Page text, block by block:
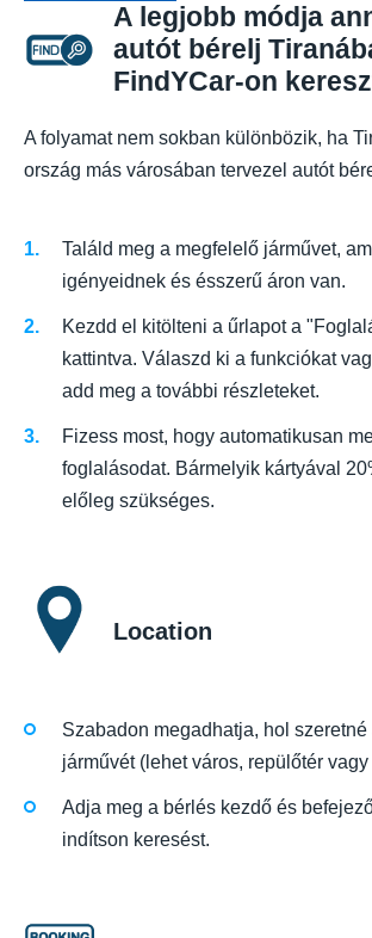
A legjobb módja
autót bérelj
FindYCar-on
A folyamat nem sokban különbözik, ha
ország más városában tervezel autót
Találd meg a megfelelő járművet,
igényeidnek és ésszerű áron van.
Kezdd el kitölteni a űrlapot a
kattintva. Válaszd ki a funkciókat
add meg a további részleteket.
Fizess most, hogy automatikusan
foglalásodat. Bármelyik kártyával
előleg szükséges.
Location
Szabadon megadhatja, hol szeretné
járművét (lehet város, repülőtér
Adja meg a bérlés kezdő és
indítson keresést.